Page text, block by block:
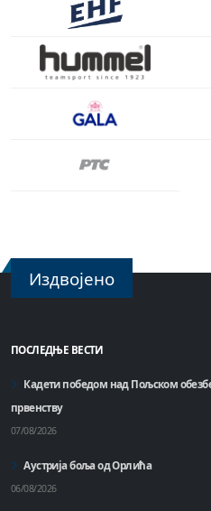
Издвојено
ПОСЛЕДЊЕ ВЕСТИ
Кадети победом над Пољском
првенству
07/08/2026
Аустрија боља од Орлића
06/08/2026